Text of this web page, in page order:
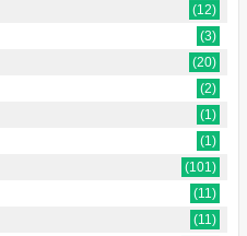
(12)
(3)
(20)
(2)
(1)
(1)
(101)
(11)
(11)